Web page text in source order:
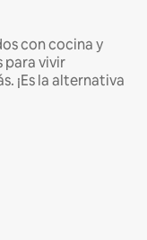
con cocina y
para vivir
¡Es la alternativa